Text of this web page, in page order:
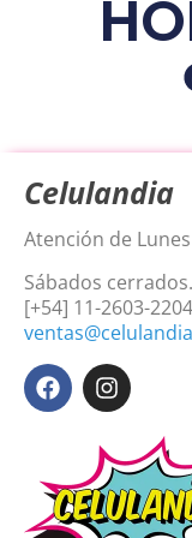
Celulandia
Atención de
Sábados cerrados.
[+54] 11-2603-2204